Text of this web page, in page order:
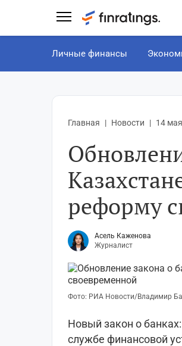
Личные финансы
Главная Новости 14
реформу
Асель Каженова
Журналист
Фото: РИА Новости/Владимир
Новый закон о
службе финансовой